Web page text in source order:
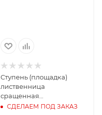
Ступень (площадка)
лиственница
сращенная
40*1000*3000 мм (сорт
СДЕЛАЕМ ПОД ЗАКАЗ